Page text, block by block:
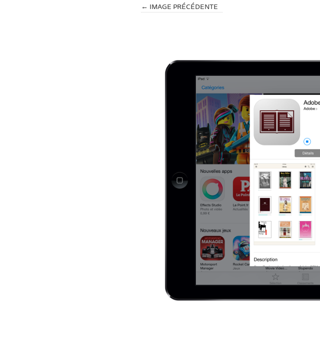
← IMAGE PRÉCÉDENTE